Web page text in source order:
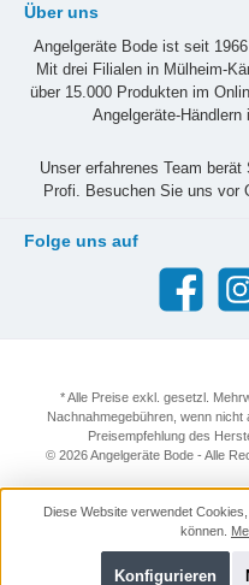
Über uns
Angelgeräte Bode ist seit
Mit drei Filialen in Mülheim-
über 15.000 Produkten im
Angelgeräte-Händlern
Unser erfahrenes Team
Profi. Besuchen Sie uns vor
Folge uns auf
Facebook
* Alle Preise exkl. gesetzl.
Nachnahmegebühren, wenn
Preisempfehlung des
© 2026 Angelgeräte Bode - Alle
Diese Website verwendet
können.
Konfigurieren